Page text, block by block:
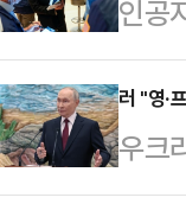
최대
명 ‘
역으
서 "3
된다
부시
화성
인공
성공
산업
른 4
500
러 "영·
우크
영국